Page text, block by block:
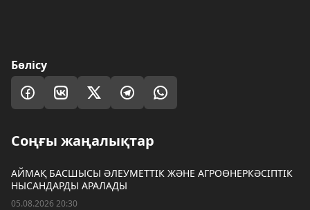
Бөлісу
Соңғы жаңалықтар
АЙМАҚ БАСШЫСЫ ӘЛЕУМЕТТІК ЖӘНЕ АГРОӨНЕРКӘСІПТІК
НЫСАНДАРДЫ АРАЛАДЫ
05.08.2026 20:30